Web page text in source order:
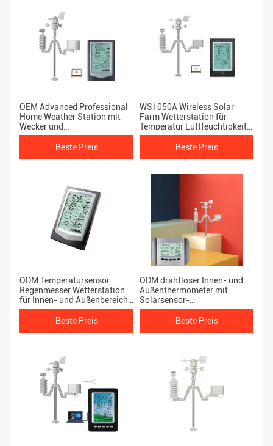
OEM Advanced Professional
Home Weather Station mit
Wecker und
Windgeschwindigkeit
185*123*23mm
Beste Preis
WS1050A Wireless Solar
Farm Wetterstation für
Temperatur Luftfeuchtigkeit
Windgeschwindigkeit
Niederschlagsprognosen
Beste Preis
ODM Temperatursensor
Regenmesser Wetterstation
für Innen- und Außenbereich
-40 bis 60 ° C
Beste Preis
ODM drahtloser Innen- und
Außenthermometer mit
Solarsensor-
Temperaturgenauigkeit
Beste Preis